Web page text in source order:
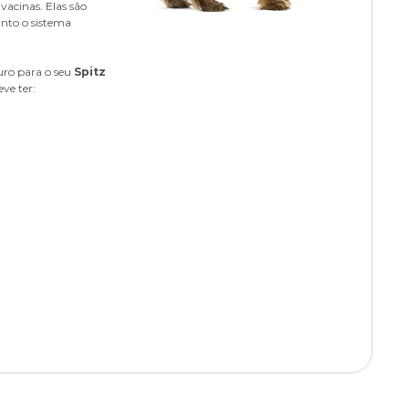
Elas são
o sistema
para o seu Spitz
ter: